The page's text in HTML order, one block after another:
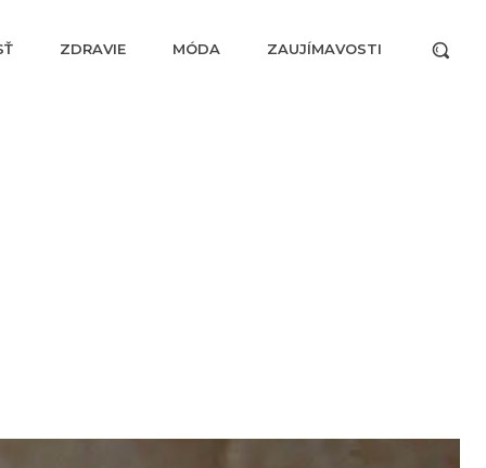
ZDRAVIE MÓDA ZAUJÍMAVOSTI